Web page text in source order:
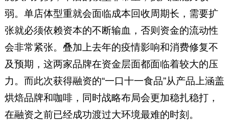
弱。单店体型重就会面临成本回收周期长，需要扩
张就必须依赖资本的不断输血，否则资金的流动性
会非常紧张。叠加上去年的疫情影响和消费修复不
及预期，这两家品牌在资金层面都面临着较大的压
力。而此次获得融资的“一口十一食品”从产品上涵盖
烘焙品牌和咖啡，同时战略布局会更加稳扎稳打，
在融资之前已经成功渡过大环境最难的时刻。